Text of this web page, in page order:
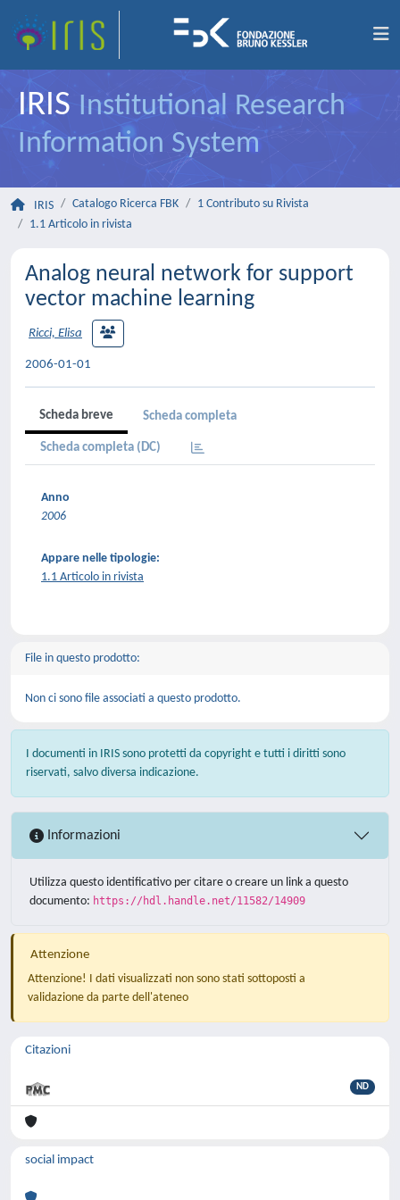
IRIS Institutional Research
Information System
IRIS Catalogo Ricerca FBK
1 Contributo su Rivista
1.1 Articolo in rivista
Analog neural network for support
vector machine learning
Ricci, Elisa
2006-01-01
Scheda breve Scheda completa
Scheda completa (DC)
Anno
2006
Appare nelle tipologie:
1.1 Articolo in rivista
File in questo prodotto:
Non ci sono file associati a questo prodotto.
I documenti in IRIS sono protetti da copyright e tutti i diritti sono
riservati, salvo diversa indicazione.
Informazioni
Utilizza questo identificativo per citare o creare un link a questo
documento: https://hdl.handle.net/11582/14909
Attenzione
Attenzione! I dati visualizzati non sono stati sottoposti a
validazione da parte dell'ateneo
Citazioni
ND
social impact